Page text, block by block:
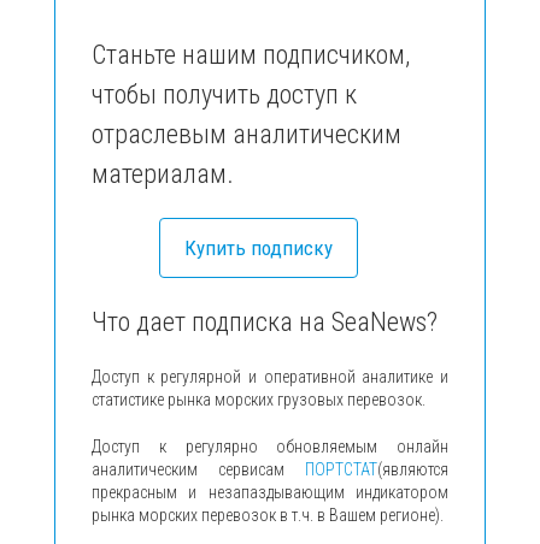
Станьте нашим подписчиком,
чтобы получить доступ к
отраслевым аналитическим
материалам.
Купить подписку
Что дает подписка на SeaNews?
Доступ к регулярной и оперативной аналитике и
статистике рынка морских грузовых перевозок.
Доступ к регулярно обновляемым онлайн
аналитическим сервисам ПОРТСТАТ(являются
прекрасным и незапаздывающим индикатором
рынка морских перевозок в т.ч. в Вашем регионе).